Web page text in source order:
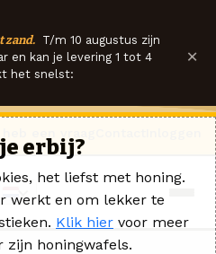
zand. T/m 10 augustus zijn
en kan je levering 1 tot 4
het snelst:
×
erbij?
het liefst met honing.
werkt en om lekker te
Klik hier voor meer
zijn honingwafels.